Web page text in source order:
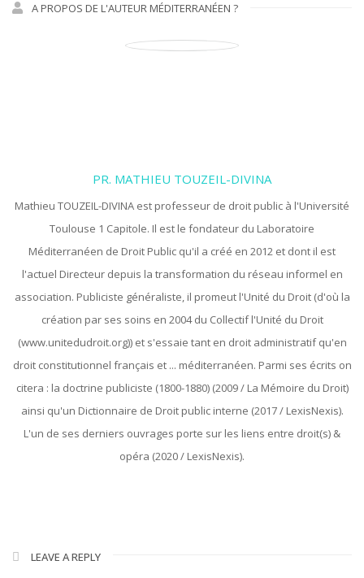
A PROPOS DE L'AUTEUR MÉDITERRANÉEN ?
PR. MATHIEU TOUZEIL-DIVINA
Mathieu TOUZEIL-DIVINA est professeur de droit public à l'Université
Toulouse 1 Capitole. Il est le fondateur du Laboratoire
Méditerranéen de Droit Public qu'il a créé en 2012 et dont il est
l'actuel Directeur depuis la transformation du réseau informel en
association. Publiciste généraliste, il promeut l'Unité du Droit (d'où la
création par ses soins en 2004 du Collectif l'Unité du Droit
(www.unitedudroit.org)) et s'essaie tant en droit administratif qu'en
droit constitutionnel français et ... méditerranéen. Parmi ses écrits on
citera : la doctrine publiciste (1800-1880) (2009 / La Mémoire du Droit)
ainsi qu'un Dictionnaire de Droit public interne (2017 / LexisNexis).
L'un de ses derniers ouvrages porte sur les liens entre droit(s) &
opéra (2020 / LexisNexis).
LEAVE A REPLY